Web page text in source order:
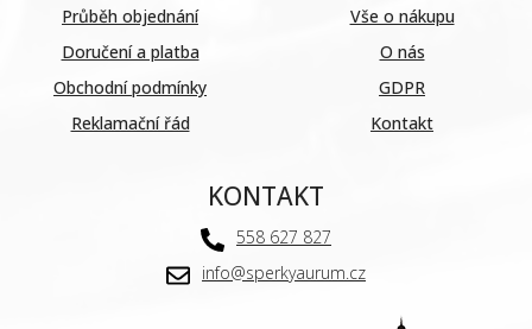
Průběh objednání
Doručení a platba
Obchodní podmínky
Reklamační řád
Vše o nákupu
O nás
GDPR
Kontakt
KONTAKT
558 627 827
info@sperkyaurum.cz